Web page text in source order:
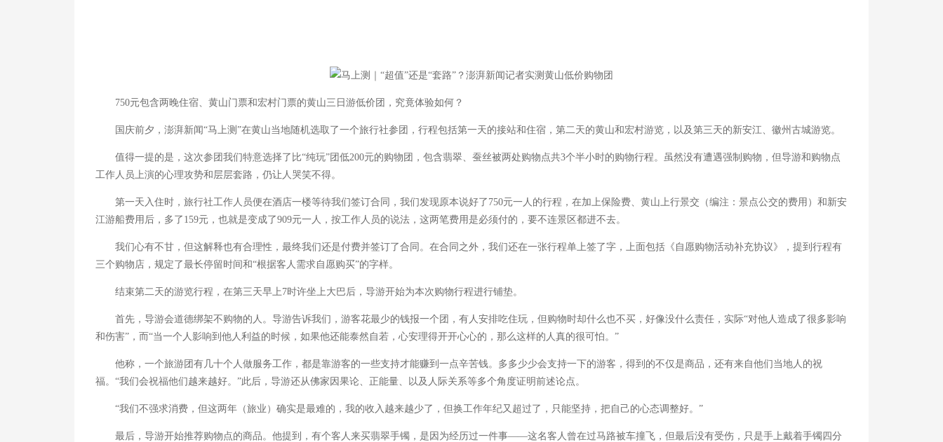
750元包含两晚住宿、黄山门票和宏村门票的黄山三日游低价团，究竟体验如何？
国庆前夕，澎湃新闻“马上测”在黄山当地随机选取了一个旅行社参团，行程包括第一天的接站和住宿，第二天的黄山和宏村游览，以及第三天的新安江、徽州古城游览。
值得一提的是，这次参团我们特意选择了比“纯玩”团低200元的购物团，包含翡翠、蚕丝被两处购物点共3个半小时的购物行程。虽然没有遭遇强制购物，但导游和购物点
工作人员上演的心理攻势和层层套路，仍让人哭笑不得。
第一天入住时，旅行社工作人员便在酒店一楼等待我们签订合同，我们发现原本说好了750元一人的行程，在加上保险费、黄山上行景交（编注：景点公交的费用）和新安
江游船费用后，多了159元，也就是变成了909元一人，按工作人员的说法，这两笔费用是必须付的，要不连景区都进不去。
我们心有不甘，但这解释也有合理性，最终我们还是付费并签订了合同。在合同之外，我们还在一张行程单上签了字，上面包括《自愿购物活动补充协议》，提到行程有
三个购物店，规定了最长停留时间和“根据客人需求自愿购买”的字样。
结束第二天的游览行程，在第三天早上7时许坐上大巴后，导游开始为本次购物行程进行铺垫。
首先，导游会道德绑架不购物的人。导游告诉我们，游客花最少的钱报一个团，有人安排吃住玩，但购物时却什么也不买，好像没什么责任，实际“对他人造成了很多影响
和伤害”，而“当一个人影响到他人利益的时候，如果他还能泰然自若，心安理得开开心心的，那么这样的人真的很可怕。”
他称，一个旅游团有几十个人做服务工作，都是靠游客的一些支持才能赚到一点辛苦钱。多多少少会支持一下的游客，得到的不仅是商品，还有来自他们当地人的祝
福。“我们会祝福他们越来越好。”此后，导游还从佛家因果论、正能量、以及人际关系等多个角度证明前述论点。
“我们不强求消费，但这两年（旅业）确实是最难的，我的收入越来越少了，但换工作年纪又超过了，只能坚持，把自己的心态调整好。”
最后，导游开始推荐购物点的商品。他提到，有个客人来买翡翠手镯，是因为经历过一件事——这名客人曾在过马路被车撞飞，但最后没有受伤，只是手上戴着手镯四分